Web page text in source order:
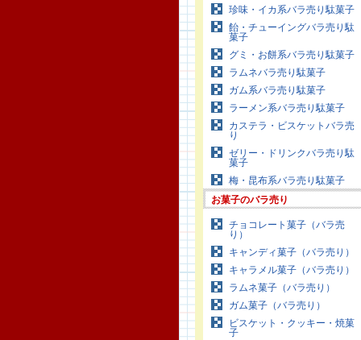
珍味・イカ系バラ売り駄菓子
飴・チューイングバラ売り駄
菓子
グミ・お餅系バラ売り駄菓子
ラムネバラ売り駄菓子
ガム系バラ売り駄菓子
ラーメン系バラ売り駄菓子
カステラ・ビスケットバラ売
り
ゼリー・ドリンクバラ売り駄
菓子
梅・昆布系バラ売り駄菓子
お菓子のバラ売り
チョコレート菓子（バラ売
り）
キャンディ菓子（バラ売り）
キャラメル菓子（バラ売り）
ラムネ菓子（バラ売り）
ガム菓子（バラ売り）
ビスケット・クッキー・焼菓
子